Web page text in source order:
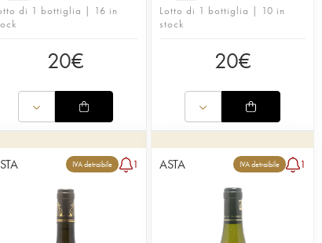
di 1 bottiglia | 16 in
20€
Lotto di 1 bottiglia | 10 in
stock
20€
IVA detraibile 1 ASTA IVA detraibile 1